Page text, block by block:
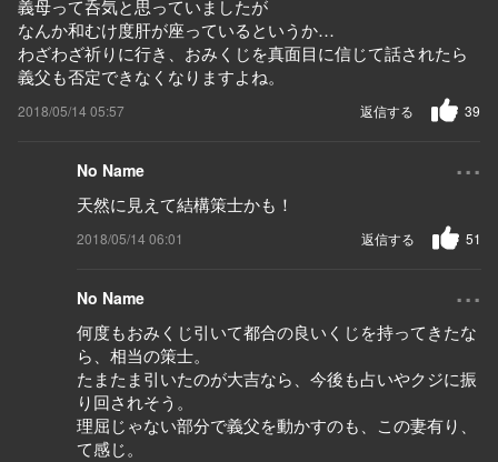
義母って呑気と思っていましたが
なんか和むけ度肝が座っているというか…
わざわざ祈りに行き、おみくじを真面目に信じて話されたら
義父も否定できなくなりますよね。
2018/05/14 05:57 39
返信する
No Name ...
天然に見えて結構策士かも！
2018/05/14 06:01 51
返信する
No Name ...
何度もおみくじ引いて都合の良いくじを持ってきたな
ら、相当の策士。
たまたま引いたのが大吉なら、今後も占いやクジに振
り回されそう。
理屈じゃない部分で義父を動かすのも、この妻有り、
て感じ。